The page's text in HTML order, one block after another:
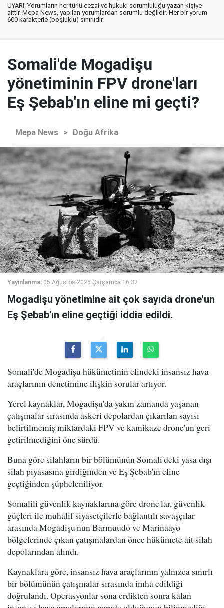
UYARI: Yorumların her türlü cezai ve hukuki sorumluluğu yazan kişiye
aittir. Mepa News, yapılan yorumlardan sorumlu değildir. Her bir yorum
600 karakterle (boşluklu) sınırlıdır.
Somali'de Mogadişu
yönetiminin FPV drone'ları
Eş Şebab'ın eline mi geçti?
Mepa News > Doğu Afrika
Yayınlanma: 05 Ağustos 2026 Çarşamba 16:32
Mogadişu yönetimine ait çok sayıda drone'un
Eş Şebab'ın eline geçtiği iddia edildi.
Somali'de Mogadişu hükümetinin elindeki insansız hava
araçlarının denetimine ilişkin sorular artıyor.
Yerel kaynaklar, Mogadişu'da yakın zamanda yaşanan
çatışmalar sırasında askeri depolardan çıkarılan sayısı
belirtilmemiş miktardaki FPV ve kamikaze drone'un geri
getirilmediğini öne sürdü.
Buna göre silahların bir bölümünün Somali'deki yasa dışı
silah piyasasına girdiğinden ve Eş Şebab'ın eline
geçtiğinden şüpheleniliyor.
Somalili güvenlik kaynaklarına göre drone'lar, güvenlik
güçleri ile muhalif siyasetçilerle bağlantılı savaşçılar
arasında Mogadişu'nun Barmuudo ve Marinaayo
bölgelerinde çıkan çatışmalardan önce hükümete ait silah
depolarından alındı.
Kaynaklara göre, insansız hava araçlarının yalnızca sınırlı
bir bölümünün çatışmalar sırasında imha edildiği
doğrulandı. Operasyonlar sona erdikten sonra kalan